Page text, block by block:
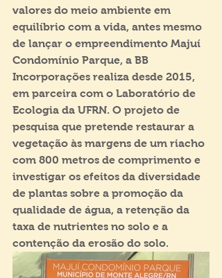
valores do meio ambiente em
equilíbrio com a vida, antes mesmo
de lançar o empreendimento Majuí
Condomínio Parque, a BB
Incorporações realiza desde 2015,
em parceira com o Laboratório de
Ecologia da UFRN. O projeto de
pesquisa que pretende restaurar a
vegetação às margens de um riacho
com 800 metros de comprimento e
investigar os efeitos da diversidade
de plantas sobre a promoção da
qualidade de água, a retenção da
taxa de nutrientes no solo e a
contenção da erosão do solo.